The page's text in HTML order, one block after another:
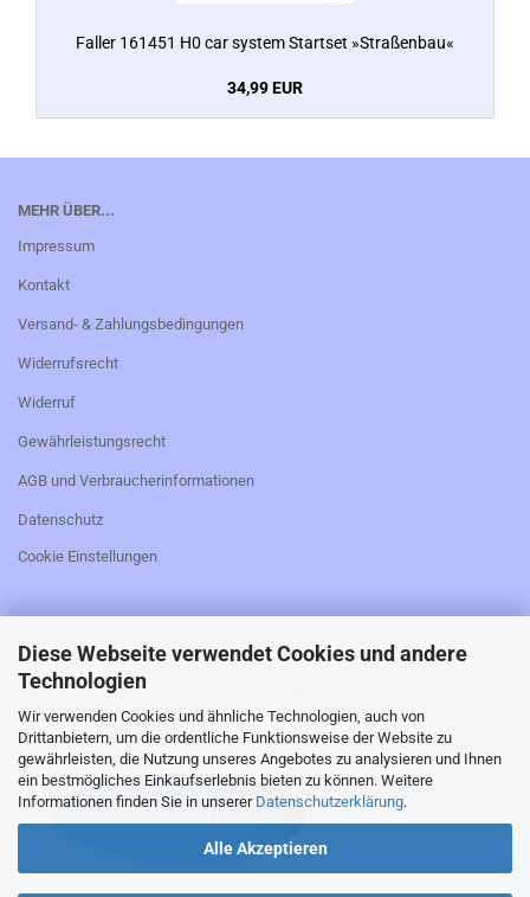
Diese Webseite verwendet Cookies und andere
Technologien
Wir verwenden Cookies und ähnliche Technologien, auch von
Drittanbietern, um die ordentliche Funktionsweise der Website zu
gewährleisten, die Nutzung unseres Angebotes zu analysieren und Ihnen
ein bestmögliches Einkaufserlebnis bieten zu können. Weitere
Informationen finden Sie in unserer Datenschutzerklärung.
Alle Akzeptieren
Faller 161451 H0 car system Startset »Straßenbau«
34,99 EUR
MEHR ÜBER...
Impressum
Kontakt
Versand- & Zahlungsbedingungen
Widerrufsrecht
Widerruf
Gewährleistungsrecht
AGB und Verbraucherinformationen
Datenschutz
Cookie Einstellungen
_________________________________________________
Falls Sie den Kaufvertrag widerrufen möchten,
bitte hier klicken: